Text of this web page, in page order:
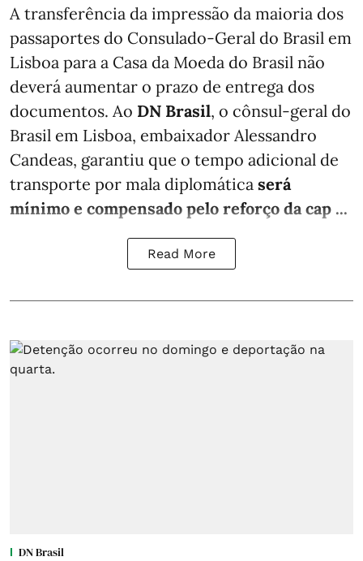
A transferência da impressão da maioria dos
passaportes do Consulado-Geral do Brasil em
Lisboa para a Casa da Moeda do Brasil não
deverá aumentar o prazo de entrega dos
documentos. Ao DN Brasil, o cônsul-geral do
Brasil em Lisboa, embaixador Alessandro
Candeas, garantiu que o tempo adicional de
transporte por mala diplomática será
mínimo e compensado pelo reforço da cap ...
Read More
DN Brasil